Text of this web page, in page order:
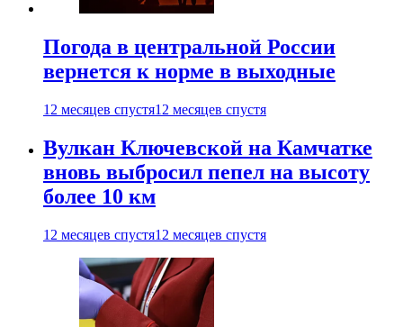
Погода в центральной России
вернется к норме в выходные
12 месяцев спустя12 месяцев спустя
Вулкан Ключевской на Камчатке
вновь выбросил пепел на высоту
более 10 км
12 месяцев спустя12 месяцев спустя